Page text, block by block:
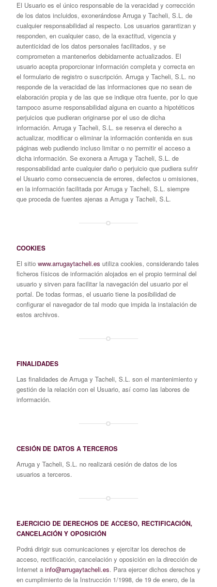
El Usuario es el único responsable de la veracidad y corrección
de los datos incluidos, exonerándose Arruga y Tacheli, S.L. de
cualquier responsabilidad al respecto. Los usuarios garantizan y
responden, en cualquier caso, de la exactitud, vigencia y
autenticidad de los datos personales facilitados, y se
comprometen a mantenerlos debidamente actualizados. El
usuario acepta proporcionar información completa y correcta en
el formulario de registro o suscripción. Arruga y Tacheli, S.L. no
responde de la veracidad de las informaciones que no sean de
elaboración propia y de las que se indique otra fuente, por lo que
tampoco asume responsabilidad alguna en cuanto a hipotéticos
perjuicios que pudieran originarse por el uso de dicha
información. Arruga y Tacheli, S.L. se reserva el derecho a
actualizar, modificar o eliminar la información contenida en sus
páginas web pudiendo incluso limitar o no permitir el acceso a
dicha información. Se exonera a Arruga y Tacheli, S.L. de
responsabilidad ante cualquier daño o perjuicio que pudiera sufrir
el Usuario como consecuencia de errores, defectos u omisiones,
en la información facilitada por Arruga y Tacheli, S.L. siempre
que proceda de fuentes ajenas a Arruga y Tacheli, S.L.
COOKIES
El sitio www.arrugaytacheli.es utiliza cookies, considerando tales
ficheros físicos de información alojados en el propio terminal del
usuario y sirven para facilitar la navegación del usuario por el
portal. De todas formas, el usuario tiene la posibilidad de
configurar el navegador de tal modo que impida la instalación de
estos archivos.
FINALIDADES
Las finalidades de Arruga y Tacheli, S.L. son el mantenimiento y
gestión de la relación con el Usuario, así como las labores de
información.
CESIÓN DE DATOS A TERCEROS
Arruga y Tacheli, S.L. no realizará cesión de datos de los
usuarios a terceros.
EJERCICIO DE DERECHOS DE ACCESO, RECTIFICACIÓN,
CANCELACIÓN Y OPOSICIÓN
Podrá dirigir sus comunicaciones y ejercitar los derechos de
acceso, rectificación, cancelación y oposición en la dirección de
Internet a info@arrugaytacheli.es. Para ejercer dichos derechos y
en cumplimiento de la Instrucción 1/1998, de 19 de enero, de la